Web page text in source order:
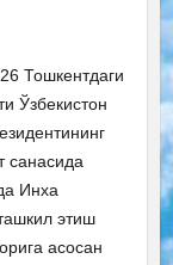
Тошкентдаги
Ўзбекистон
санасида
Инха
этиш
асосан